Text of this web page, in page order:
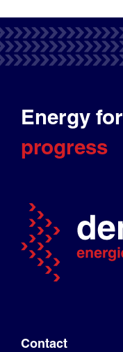
Energy for
progress
Contact